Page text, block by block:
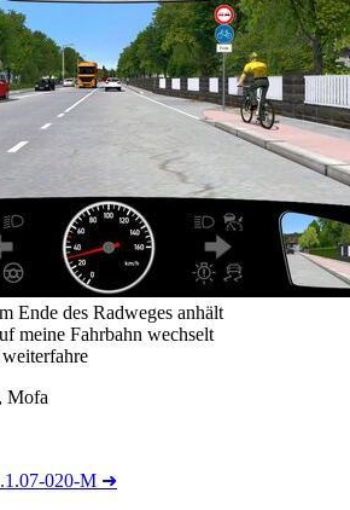
Ende des Radweges anhält
meine Fahrbahn wechselt
Mofa
020-M ➜